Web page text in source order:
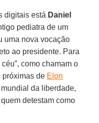
digitais está Daniel
pediatra de um
uma nova vocação
ao presidente. Para
como chamam o
próximas de Elon
da liberdade,
quem detestam como